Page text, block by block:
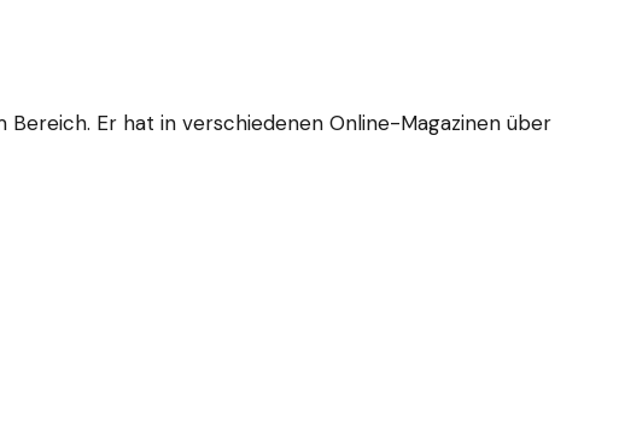
Er hat in verschiedenen Online-Magazinen über